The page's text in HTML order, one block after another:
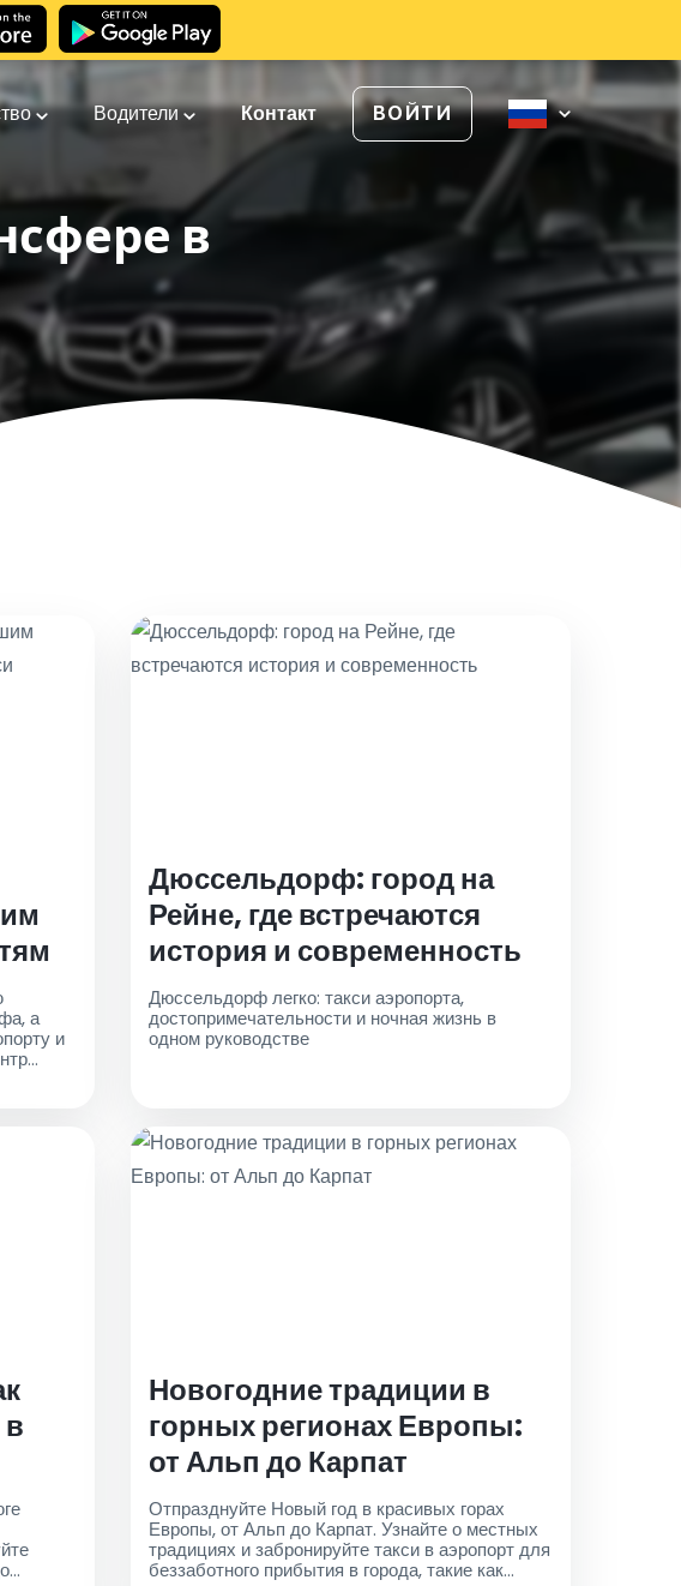
Водители Контакт ВОЙТИ
в
а
и
Дюссельдорф: город на
Рейне, где встречаются
история и современность
Дюссельдорф легко: такси аэропорта,
достопримечательности и ночная жизнь в
одном руководстве
Новогодние традиции в
горных регионах Европы:
от Альп до Карпат
Отпразднуйте Новый год в красивых горах
Европы, от Альп до Карпат. Узнайте о местных
традициях и забронируйте такси в аэропорт для
беззаботного прибытия в города, такие как